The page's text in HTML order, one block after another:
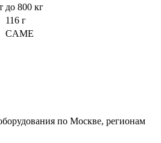
до 800 кг
116 г
CAME
по Москве, регионам